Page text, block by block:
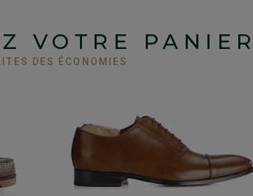
VOTRE PANIER
DES ÉCONOMIES